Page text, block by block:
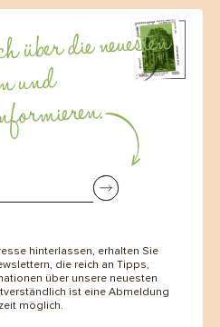
die neuesten
und
hinterlassen, erhalten Sie
die reich an Tipps,
über unsere neuesten
ist eine Abmeldung
möglich.